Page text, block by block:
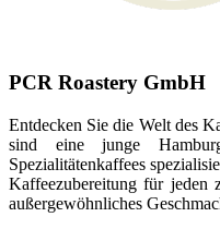
PCR Roastery GmbH
Entdecken Sie die Welt des
sind eine junge
Spezialitätenkaffees
Kaffeezubereitung für jeden
außergewöhnliches